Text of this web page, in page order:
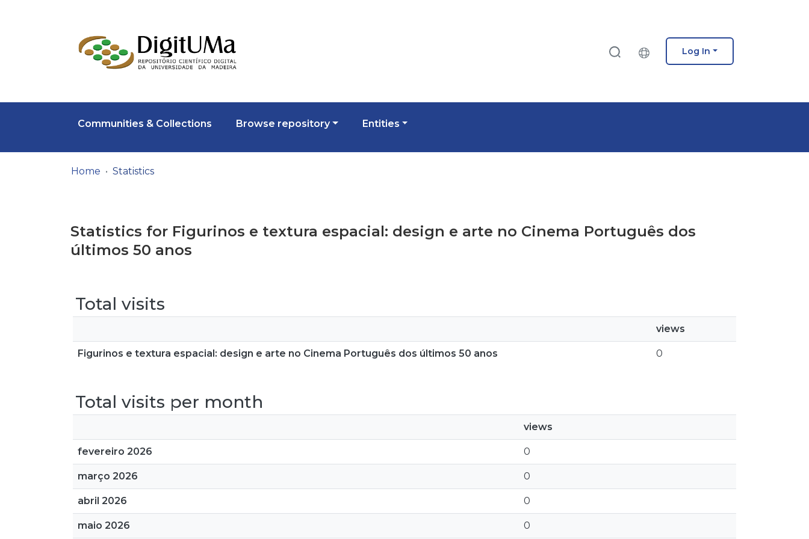
Log In
Communities & Collections Browse repository Entities
Home Statistics
Statistics for Figurinos e textura espacial: design e arte no Cinema Português dos
últimos 50 anos
Total visits
views
Figurinos e textura espacial: design e arte no Cinema Português dos últimos 50 anos 0
Total visits per month
views
fevereiro 2026 0
março 2026 0
abril 2026 0
maio 2026 0